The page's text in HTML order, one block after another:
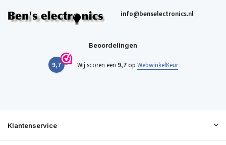
info@benselectronics.nl
Beoordelingen
9,7 Wij scoren een 9,7op WebwinkelKeur
Klantenservice